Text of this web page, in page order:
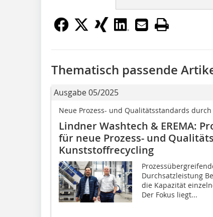
Thematisch passende
Ausgabe 05/2025
Neue Prozess- und Qualitätsstandards
Lindner Washtech & EREMA:
für neue Prozess- und
Kunststoffrecycling
Durchsatzleistung
die Kapazität
Der Fokus liegt...